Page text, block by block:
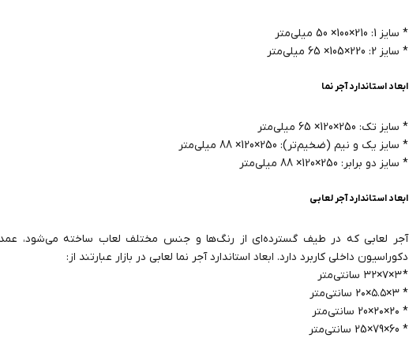
* سایز 1: 210×100× 50 میلی‌متر
* سایز 2: 220×105× 65 میلی‌متر
ابعاد استاندارد آجر نما
* سایز تک: 250×120× 65 میلی‌متر
* سایز یک و نیم (ضخیم‌تر): 250×120× 88 میلی‌متر
* سایز دو برابر: 250×120× 88 میلی‌متر
ابعاد استاندارد آجر لعابی
آجر لعابی که در طیف گسترده‌ای از رنگ‌ها و جنس مختلف لعاب ساخته می‌شود،
دکوراسیون داخلی کاربرد دارد. ابعاد استاندارد آجر نما لعابی در بازار عبارتند از:
* ۳×۷×۳۲ سانتی‌متر
* ۳×۵.۵×۲۰ سانتی‌متر
* ۲۰×۲۰×20 سانتی‌متر
* 60×79×25 سانتی‌متر